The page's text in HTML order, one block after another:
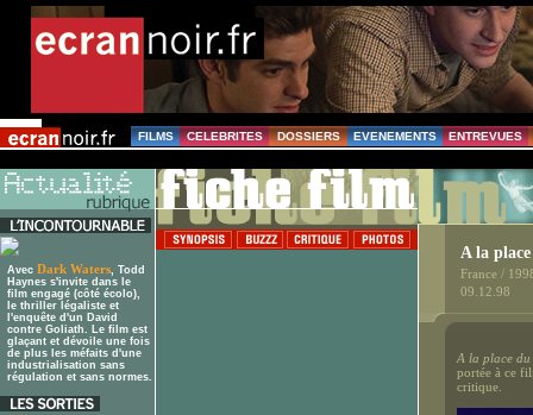
FILMS CELEBRITES DOSSIERS EVENEMENTS ENTREVUES
Avec Dark Waters, Todd
Haynes s'invite dans le
film engagé (côté écolo),
le thriller légaliste et
l'enquête d'un David
contre Goliath. Le film est
glaçant et dévoile une fois
de plus les méfaits d'une
industrialisation sans
régulation et sans normes.
A la
France /
09.12.98
A la place du
portée à ce
critique.